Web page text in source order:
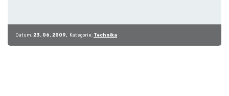
Datum: 23. 06. 2009 Kategorie: Technika